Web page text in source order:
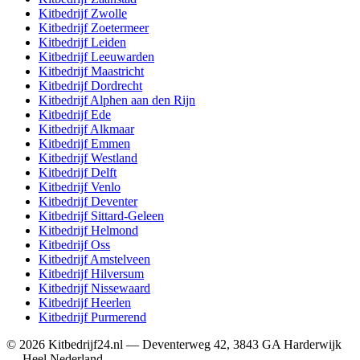
Kitbedrijf Zwolle
Kitbedrijf Zoetermeer
KitbedrijfLeiden
KitbedrijfLeeuwarden
KitbedrijfMaastricht
KitbedrijfDordrecht
KitbedrijfAlphen aan den Rijn
KitbedrijfEde
KitbedrijfAlkmaar
KitbedrijfEmmen
KitbedrijfWestland
KitbedrijfDelft
KitbedrijfVenlo
KitbedrijfDeventer
Kitbedrijf Sittard-Geleen
KitbedrijfHelmond
KitbedrijfOss
KitbedrijfAmstelveen
KitbedrijfHilversum
KitbedrijfNissewaard
KitbedrijfHeerlen
KitbedrijfPurmerend
© 2026 Kitbedrijf24.nl — Deventerweg 42, 3843 GA Harderwijk